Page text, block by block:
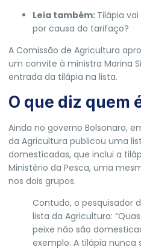
Leia também: Tilápia
por causa do tarifaço?
A Comissão de Agricultura
um convite à ministra Marina
entrada da tilápia na lista.
O que diz quem
Ainda no governo Bolsonaro,
da Agricultura publicou uma
domesticadas, que inclui a
Ministério da Pesca, uma
nos dois grupos.
Contudo, o pesquisador
lista da Agricultura:
peixe não são
exemplo. A tilápia nunca